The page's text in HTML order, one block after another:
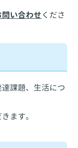
問い合わせくださ
課題、生活につ
ます。